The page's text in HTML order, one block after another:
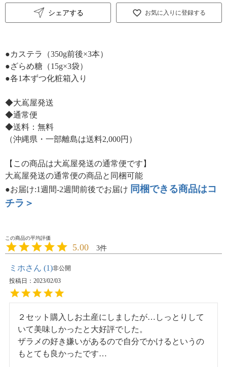
お気に入りに登録する
シェアする
●カステラ（350g前後×3本）
●ざらめ糖（15g×3袋）
●各1本ずつ化粧箱入り
◆大嶌屋発送
◆通常便
◆送料：無料
（沖縄県・一部離島は送料2,000円）
【この商品は大嶌屋発送の通常便です】
大嶌屋発送の通常便の商品と同梱可能
●お届け:1週間-2週間前後でお届け 同梱できる商品はコ
チラ＞
5.00 3
ミホ 1 非公開
投稿日
2023/02/03
２セット購入しお土産にしましたが…しっとりして
いて美味しかったと大好評でした。
ザラメの好き嫌いがあるので自分でかけるというの
もとても良かったです…